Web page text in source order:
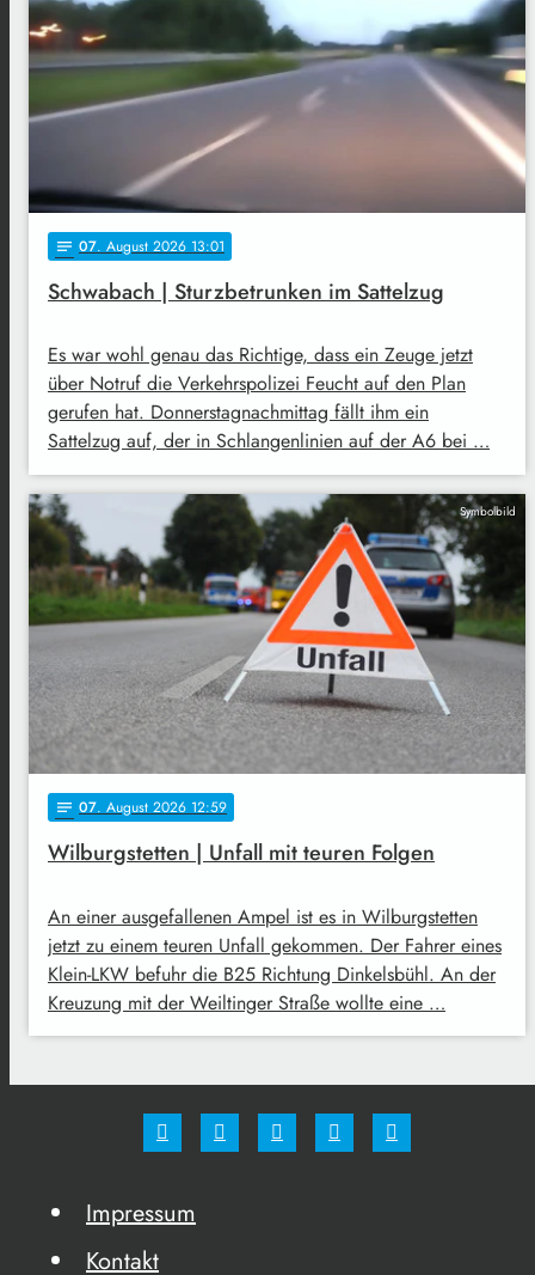
notes 07. August 2026 13:01
Schwabach | Sturzbetrunken im Sattelzug
Es war wohl genau das Richtige, dass ein Zeuge jetzt
über Notruf die Verkehrspolizei Feucht auf den Plan
gerufen hat. Donnerstagnachmittag fällt ihm ein
Sattelzug auf, der in Schlangenlinien auf der A6 bei …
Symbolbild
notes 07. August 2026 12:59
Wilburgstetten | Unfall mit teuren Folgen
An einer ausgefallenen Ampel ist es in Wilburgstetten
jetzt zu einem teuren Unfall gekommen. Der Fahrer eines
Klein-LKW befuhr die B25 Richtung Dinkelsbühl. An der
Kreuzung mit der Weiltinger Straße wollte eine …
Impressum
Kontakt